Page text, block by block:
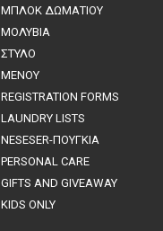
MΠΛΟΚ ΔΩΜΑΤΙΟΥ
ΜΟΛΥΒΙΑ
ΣΤΥΛΟ
ΜΕΝΟΥ
REGISTRATION FORMS
LAUNDRY LISTS
NESESER-ΠΟΥΓΚΙΑ
PERSONAL CARE
GIFTS AND GIVEAWAY
KIDS ONLY